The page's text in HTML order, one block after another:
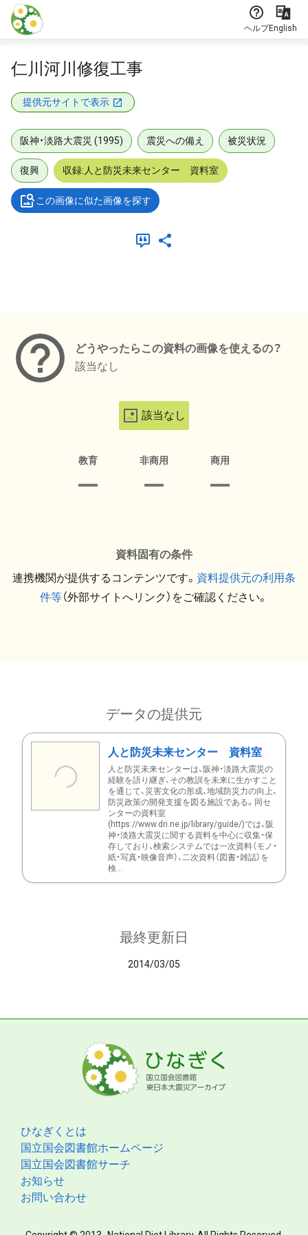
本文に飛ぶ
ヘルプEnglish
仁川河川修復工事
提供元サイトで表示
阪神・淡路大震災 (1995) 震災への備え 被災状況
復興 収録:人と防災未来センター 資料室
この画像に似た画像を探す
どうやったらこの資料の画像を使えるの？
該当なし
該当なし
教育 非商用 商用
資料固有の条件
連携機関が提供するコンテンツです。 資料提供元の利用条
件等（外部サイトへリンク）をご確認ください。
データの提供元
人と防災未来センター 資料室
人と防災未来センターは、阪神・淡路大震災の
経験を語り継ぎ、その教訓を未来に生かすこと
を通じて、災害文化の形成、地域防災力の向上、
防災政策の開発支援を図る施設である。同セ
ンターの資料室
(https://www.dri.ne.jp/library/guide/)では、阪
神・淡路大震災に関する資料を中心に収集・保
存しており、検索システムでは一次資料（モノ・
紙・写真・映像音声）、二次資料（図書・雑誌）を
検...
最終更新日
2014/03/05
ひなぎくとは
国立国会図書館ホームページ
国立国会図書館サーチ
お知らせ
お問い合わせ